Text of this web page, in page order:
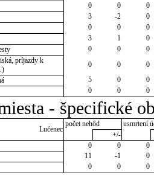
0 0
0
3 -2
0
0 0
0
3 1
0
0 0
0
príjazdy k
0 0
0
5 0
0
0 0 0
- špecifické
Lučenec
počet nehôd
usmrtení
+/-
0 0
0
11 -1
0
0 0 0